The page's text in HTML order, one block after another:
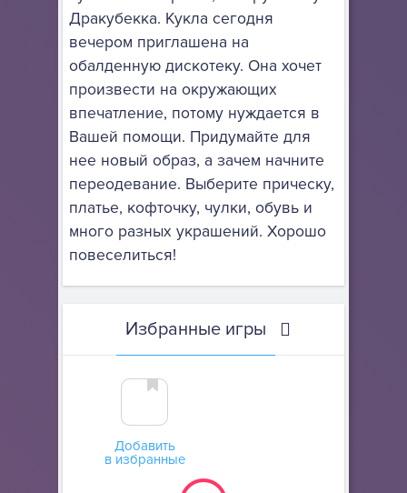
Дракубекка. Кукла сегодня
вечером приглашена на
обалденную дискотеку. Она хочет
произвести на окружающих
впечатление, потому нуждается в
Вашей помощи. Придумайте для
нее новый образ, а зачем начните
переодевание. Выберите прическу,
платье, кофточку, чулки, обувь и
много разных украшений. Хорошо
повеселиться!
Избранные игры
Добавить
в избранные